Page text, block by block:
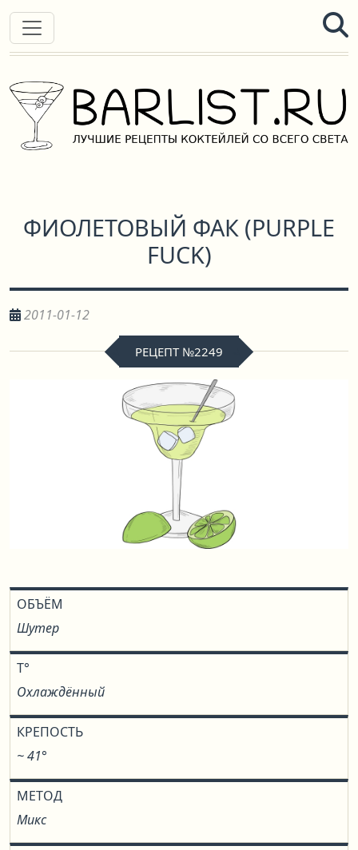
ФИОЛЕТОВЫЙ ФАК (PURPLE
FUCK)
2011-01-12
РЕЦЕПТ №2249
ОБЪЁМ
Шутер
T°
Охлаждённый
КРЕПОСТЬ
~ 41°
МЕТОД
Микс